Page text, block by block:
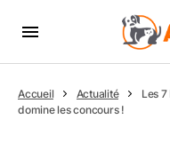
Accueil Actualité
Les
domine les concours !